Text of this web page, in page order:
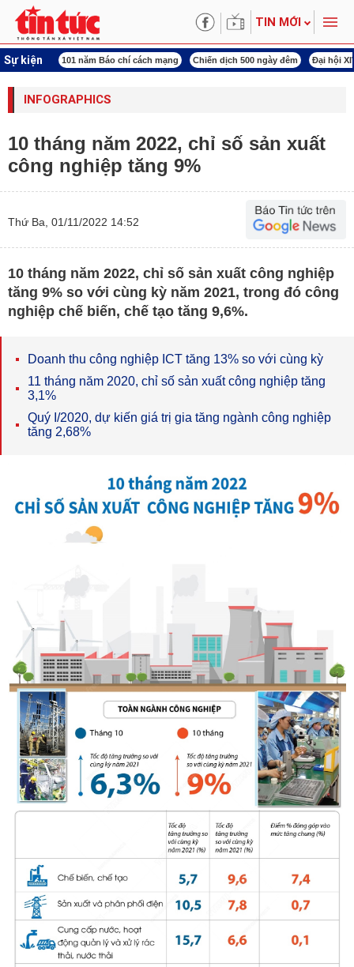
TIN MỚI
Sự kiện
cách mạng Chiến dịch 500 ngày đêm Đại hội XIV Công đoàn Việt Nam
INFOGRAPHICS
10 tháng năm 2022, chỉ số sản xuất
công nghiệp tăng 9%
Thứ Ba, 01/11/2022 14:52
10 tháng năm 2022, chỉ số sản xuất công nghiệp
tăng 9% so với cùng kỳ năm 2021, trong đó công
nghiệp chế biến, chế tạo tăng 9,6%.
Doanh thu công nghiệp ICT tăng 13% so với cùng kỳ
11 tháng năm 2020, chỉ số sản xuất công nghiệp tăng
3,1%
Quý I/2020, dự kiến giá trị gia tăng ngành công nghiệp
tăng 2,68%